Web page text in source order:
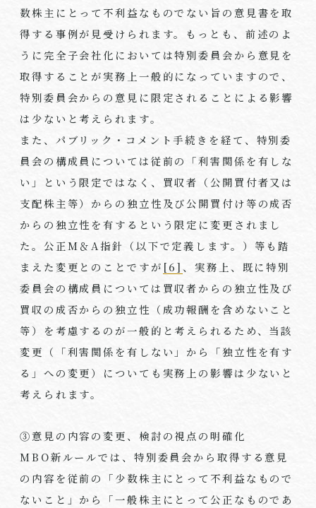
数株主にとって不利益なものでない旨の意見書を取
得する事例が見受けられます。もっとも、前述のよ
うに完全子会社化においては特別委員会から意見を
取得することが実務上一般的になっていますので、
特別委員会からの意見に限定されることによる影響
は少ないと考えられます。
また、パブリック・コメント手続きを経て、特別委
員会の構成員については従前の「利害関係を有しな
い」という限定ではなく、買収者（公開買付者又は
支配株主等）からの独立性及び公開買付け等の成否
からの独立性を有するという限定に変更されまし
た。公正M＆A指針（以下で定義します。）等も踏
まえた変更とのことですが [6]、実務上、既に特別
委員会の構成員については買収者からの独立性及び
買収の成否からの独立性（成功報酬を含めないこと
等）を考慮するのが一般的と考えられるため、当該
変更（「利害関係を有しない」から「独立性を有す
る」への変更）についても実務上の影響は少ないと
考えられます。
③意見の内容の変更、検討の視点の明確化
MBO新ルールでは、特別委員会から取得する意見
の内容を従前の「少数株主にとって不利益なもので
ないこと」から「一般株主にとって公正なものであ